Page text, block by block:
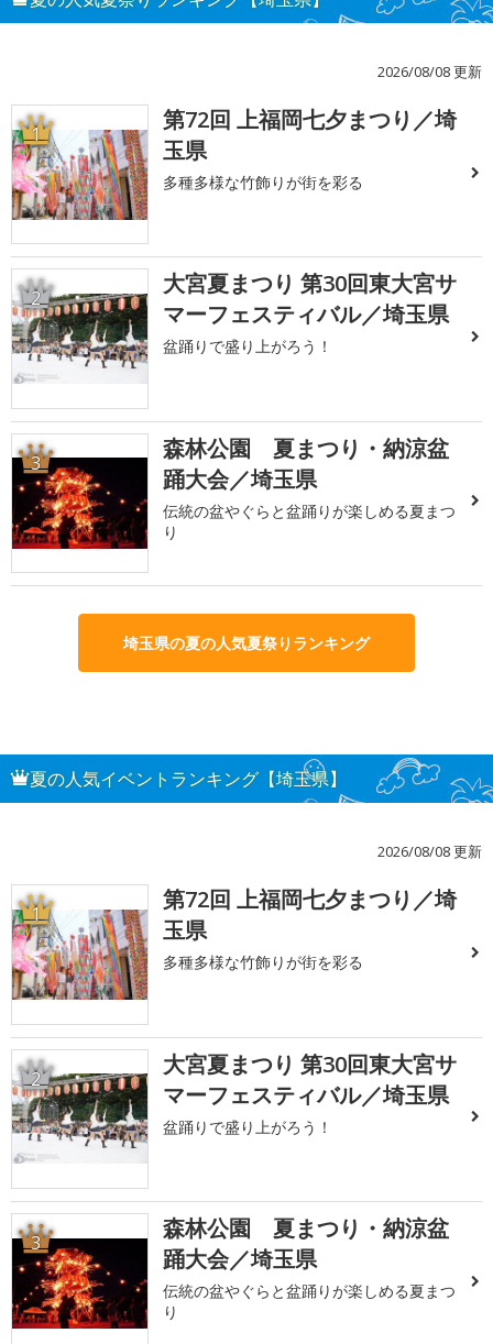
2026/08/08 更新
1
第72回 上福岡七夕まつり／埼
玉県
多種多様な竹飾りが街を彩る
2
大宮夏まつり 第30回東大宮サ
マーフェスティバル／埼玉県
盆踊りで盛り上がろう！
3
森林公園 夏まつり・納涼盆
踊大会／埼玉県
伝統の盆やぐらと盆踊りが楽しめる夏まつ
り
埼玉県の夏の人気夏祭りランキング
夏の人気イベントランキング【埼玉県】
2026/08/08 更新
1
第72回 上福岡七夕まつり／埼
玉県
多種多様な竹飾りが街を彩る
2
大宮夏まつり 第30回東大宮サ
マーフェスティバル／埼玉県
盆踊りで盛り上がろう！
3
森林公園 夏まつり・納涼盆
踊大会／埼玉県
伝統の盆やぐらと盆踊りが楽しめる夏まつ
り